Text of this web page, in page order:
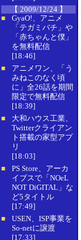
【 2009/12/24 】
■
GyaO!、アニメ
「テガミバチ」や
「赤ちゃんと僕」
を無料配信
[18:46]
■
アニメワン、「う
みねこのなく頃
に」全26話を期間
限定で無料配信
[18:39]
■
大和ハウス工業、
Twitterクライアン
ト搭載の家型アプ
リ
[18:03]
■
PS Store、アーカ
イブスで「NOeL
NOT DiGITAL」な
ど5タイトル
[17:49]
■
USEN、ISP事業を
So-netに譲渡
[17:33]